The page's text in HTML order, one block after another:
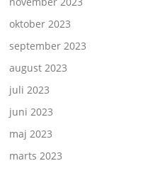
oktober 2023
september 2023
august 2023
juli 2023
juni 2023
maj 2023
marts 2023